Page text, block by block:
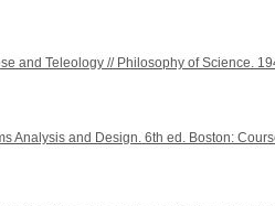
and Teleology // Philosophy of Science.
Analysis and Design. 6th ed. Boston: